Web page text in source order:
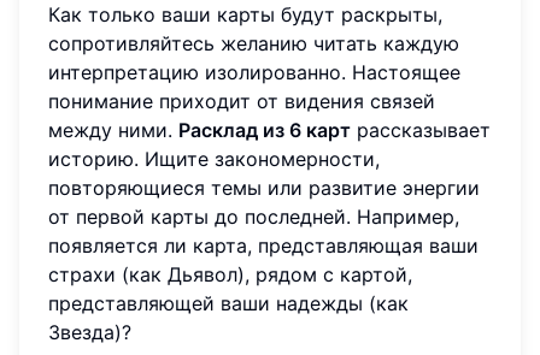
Как только ваши карты будут раскрыты,
сопротивляйтесь желанию читать каждую
интерпретацию изолированно. Настоящее
понимание приходит от видения связей
между ними. Расклад из 6 карт рассказывает
историю. Ищите закономерности,
повторяющиеся темы или развитие энергии
от первой карты до последней. Например,
появляется ли карта, представляющая ваши
страхи (как Дьявол), рядом с картой,
представляющей ваши надежды (как
Звезда)?